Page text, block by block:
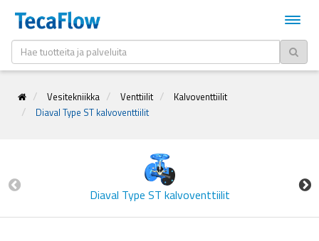
Vesitekniikka Venttiilit
Kalvoventtiilit
Diaval Type ST kalvoventtiilit
Diaval Type ST kalvoventtiilit